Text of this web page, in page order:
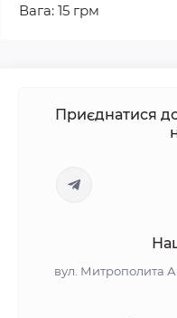
Вага: 15 грм
Приєднатися
вул. Митрополита